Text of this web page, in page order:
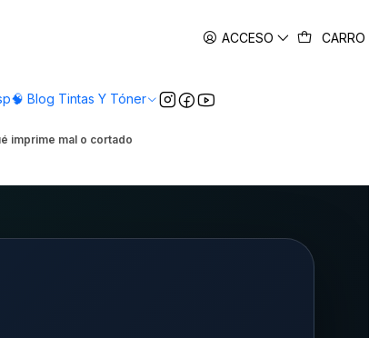
ACCESO CARRO
🧠 Blog Tintas Y Tóner
imprime mal o cortado